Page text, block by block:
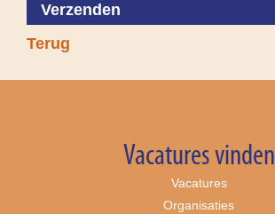
Verzenden
Terug
Vacatures vinden
Vacatures
Organisaties